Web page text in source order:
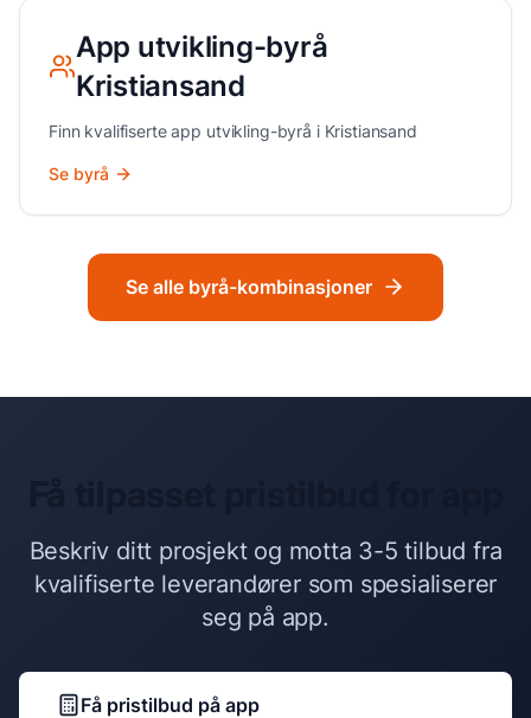
App utvikling-byrå
Kristiansand
Finn kvalifiserteapp utvikling-byrå i Kristiansand
Se byrå
Se alle byrå-kombinasjoner
Beskriv ditt prosjekt og motta 3-5 tilbud fra
kvalifiserte leverandører som spesialiserer
seg på app.
Få pristilbud på app